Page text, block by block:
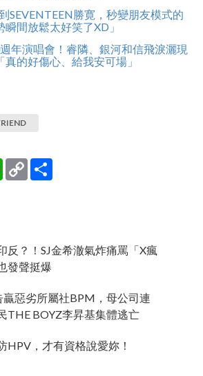
SEVENTEEN勝寛，秒變朋友模式的
間放鬆太好笑了XD」
年演唱會！睿隣、銀河和信飛淚灑現
的好傷心、給我安可場」
WhatsApp
Copy
Link
反？！SJ金希澈氣炸痛罵「X瘋
發聲挺爆
惡劣所屬社BPM，母公司連
THE BOYZ李昇基集體逃亡
HPV，才有資格說愛妳！